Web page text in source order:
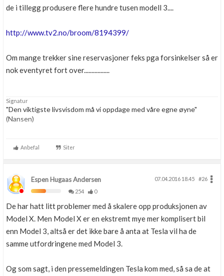
de i tillegg produsere flere hundre tusen modell 3....
http://www.tv2.no/broom/8194399/
Om mange trekker sine reservasjoner feks pga forsinkelser så er
nok eventyret fort over.................
Signatur
"Den viktigste livsvisdom må vi oppdage med våre egne øyne"
(Nansen)
(gassverktøy med lav vekt), Millvaukee ....og litt til
Anbefal Siter
Espen Hugaas Andersen 07.04.2016 18.45
#26
254
0
De har hatt litt problemer med å skalere opp produksjonen av
Model X. Men Model X er en ekstremt mye mer komplisert bil
enn Model 3, altså er det ikke bare å anta at Tesla vil ha de
samme utfordringene med Model 3.
Og som sagt, i den pressemeldingen Tesla kom med, så sa de at